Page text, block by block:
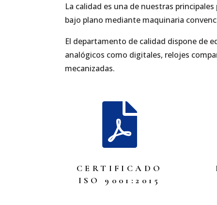
La calidad es una de nuestras
bajo plano mediante maquinaria
El departamento de calidad dispone de
analógicos como digitales, relojes
mecanizadas.

CERTIFICADO
ISO 9001:2015